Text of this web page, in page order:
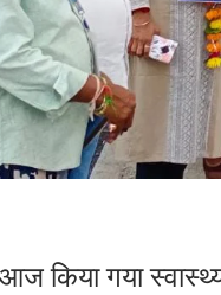
किया गया